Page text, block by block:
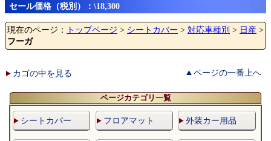
セール価格（税別）：\18,300
現在のページ： トップページ > シートカバー > 対応車種別 > 日産 >
フーガ
カゴの中を見る ページの一番上へ
ページカテゴリ一覧
シートカバー フロアマット 外装カー用品